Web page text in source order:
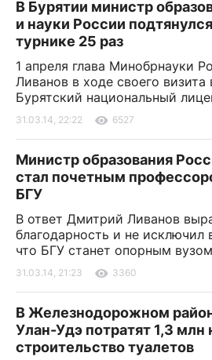
В Бурятии министр
и науки России
турнике 25 раз
1 апреля глава Минобрнауки
Ливанов в ходе своего
Бурятский национальный
31.03.14, 22:22 6527
Министр образования
стал почетным
БГУ
В ответ Дмитрий Ливанов
благодарность и не исключил
что БГУ станет опорным
31.03.14, 21:23 3360
В Железнодорожном
Улан-Удэ потратят 1,3 млн
строительство туалетов